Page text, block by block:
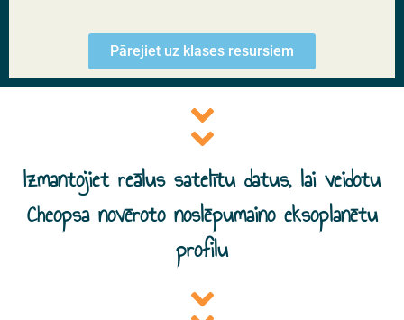
Pārejiet uz klases resursiem
Izmantojiet reālus satelītu datus, lai veidotu
Cheopsa novēroto noslēpumaino eksoplanētu
profilu